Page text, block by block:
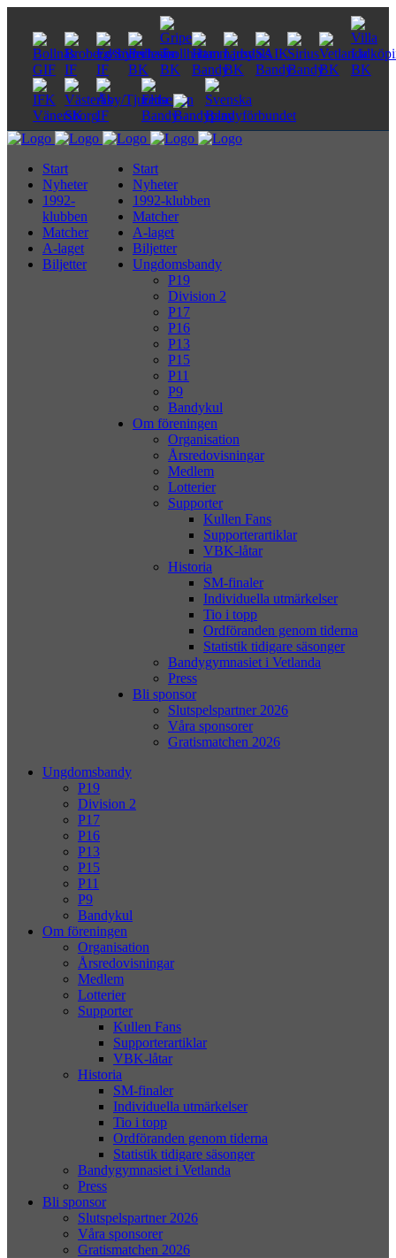
Start
Nyheter
1992-klubben
Matcher
A-laget
Biljetter
Ungdomsbandy
P19
Division 2
P17
P16
P13
P15
P11
P9
Bandykul
Om föreningen
Organisation
Årsredovisningar
Medlem
Lotterier
Supporter
Kullen Fans
Supporterartiklar
VBK-låtar
Historia
SM-finaler
Individuella utmärkelser
Tio i topp
Ordföranden genom tiderna
Statistik tidigare säsonger
Bandygymnasiet i Vetlanda
Press
Bli sponsor
Slutspelspartner 2026
Våra sponsorer
Gratismatchen 2026
Start
Nyheter
1992-
klubben
Matcher
A-laget
Biljetter
Ungdomsbandy
P19
Division 2
P17
P16
P13
P15
P11
P9
Bandykul
Om föreningen
Organisation
Årsredovisningar
Medlem
Lotterier
Supporter
Kullen Fans
Supporterartiklar
VBK-låtar
Historia
SM-finaler
Individuella utmärkelser
Tio i topp
Ordföranden genom tiderna
Statistik tidigare säsonger
Bandygymnasiet i Vetlanda
Press
Bli sponsor
Slutspelspartner 2026
Våra sponsorer
Gratismatchen 2026